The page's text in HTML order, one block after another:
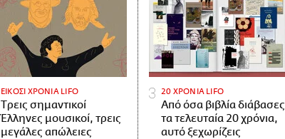
ΕΙΚΟΣΙ ΧΡΟΝΙΑ LIFO
Tρεις σημαντικοί
Έλληνες μουσικοί, τρεις
μεγάλες απώλειες
20 ΧΡΟΝΙΑ LIFO
Από όσα βιβλία διάβασες
τα τελευταία 20 χρόνια,
αυτό ξεχωρίζεις